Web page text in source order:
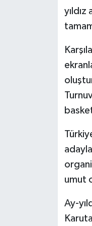
umut
Ay-